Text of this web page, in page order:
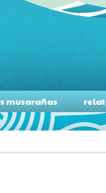
musarañas